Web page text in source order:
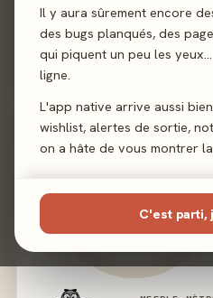
Il y aura sûrement encore
des bugs planqués, des
qui piquent un peu les
ligne.
L'app native arrive aussi
wishlist, alertes de sortie,
on a hâte de vous montrer
C'est parti,
02 - LE VERDICT